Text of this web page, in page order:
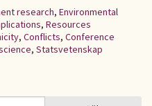
research, Environmental
, Resources
, Conflicts, Conference
, Statsvetenskap